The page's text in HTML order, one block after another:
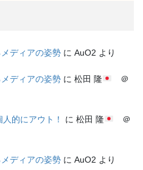
ディアの姿勢 に AuO2 より
ディアの姿勢 に 松田 隆
＠
的にアウト！ に 松田 隆
＠
ディアの姿勢 に AuO2 より